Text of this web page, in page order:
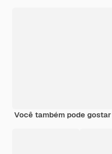
Você também pode